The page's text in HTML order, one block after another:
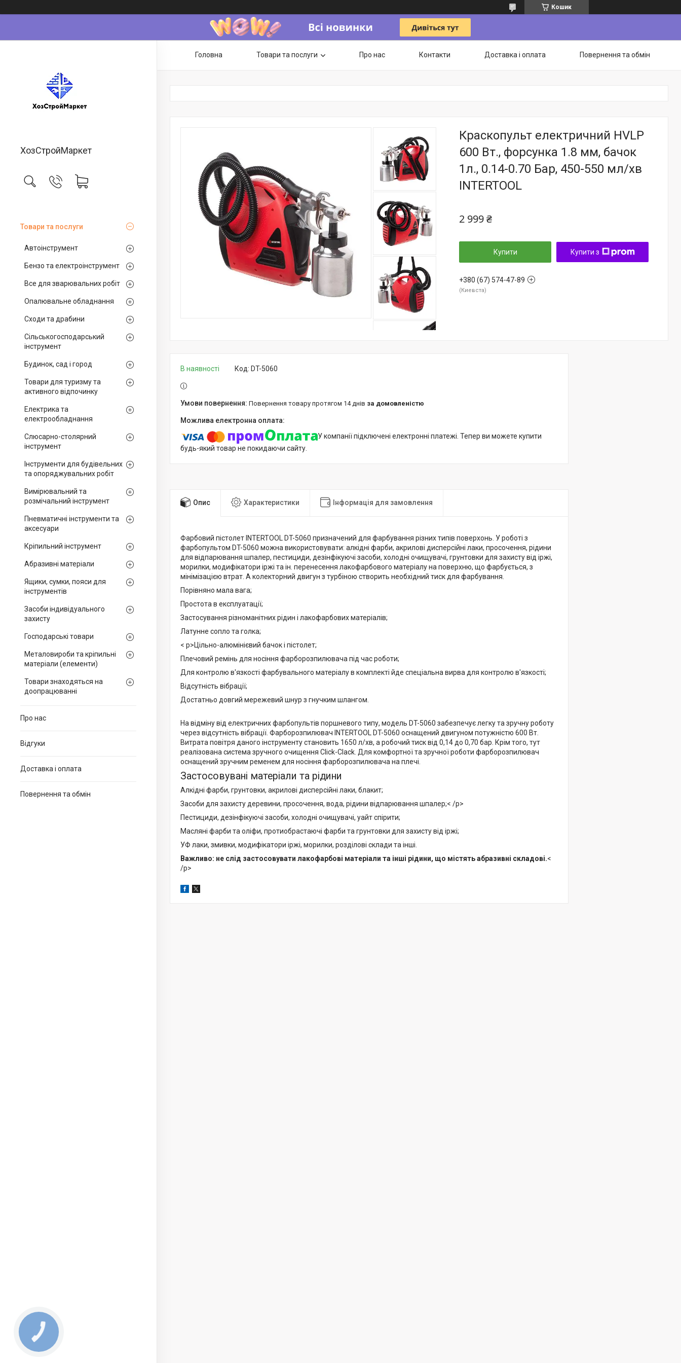
Кошик
ХозСтройМаркет
Товари та послуги
Автоінструмент
Бензо та електроінструмент
Все для зварювальних робіт
Опалювальне обладнання
Сходи та драбини
Сільськогосподарський
інструмент
Будинок, сад і город
Товари для туризму та
активного відпочинку
Електрика та
електрообладнання
Слюсарно-столярний
інструмент
Інструменти для будівельних
та опоряджувальних робіт
Вимірювальний та
розмічальний інструмент
Пневматичні інструменти та
аксесуари
Кріпильний інструмент
Абразивні матеріали
Ящики, сумки, пояси для
інструментів
Засоби індивідуального
захисту
Господарські товари
Металовироби та кріпильні
матеріали (елементи)
Товари знаходяться на
доопрацюванні
Про нас
Відгуки
Доставка і оплата
Повернення та обмін
Головна Товари та послуги Про нас Контакти Доставка і оплата Повернення та обмін
Краскопульт електричний HVLP
600 Вт., форсунка 1.8 мм, бачок
1л., 0.14-0.70 Бар, 450-550 мл/хв
INTERTOOL
2 999 ₴
Купити Купити з
+380 (67) 574-47-89
Киевста
В наявності Код: DT-5060
повернення товару протягом 14 днів за домовленістю
У компанії підключені електронні платежі. Тепер ви можете купити
будь-який товар не покидаючи сайту.
Опис Характеристики Інформація для замовлення
Фарбовий пістолет INTERTOOL DT-5060 призначений для фарбування різних типів поверхонь. У роботі з
фарбопультом DT-5060 можна використовувати: алкідні фарби, акрилові дисперсійні лаки, просочення, рідини
для відпарювання шпалер, пестициди, дезінфікуючі засоби, холодні очищувачі, грунтовки для захисту від іржі,
морилки, модифікатори іржі та ін. перенесення лакофарбового матеріалу на поверхню, що фарбується, з
мінімізацією втрат. А колекторний двигун з турбіною створить необхідний тиск для фарбування.
Порівняно мала вага;
Простота в експлуатації;
Застосування різноманітних рідин і лакофарбових матеріалів;
Латунне сопло та голка;
< p>Цільно-алюмінієвий бачок і пістолет;
Плечовий ремінь для носіння фарборозпилювача під час роботи;
Для контролю в'язкості фарбувального матеріалу в комплекті йде спеціальна вирва для контролю в'язкості;
Відсутність вібрації;
Достатньо довгий мережевий шнур з гнучким шлангом.
На відміну від електричних фарбопультів поршневого типу, модель DT-5060 забезпечує легку та зручну роботу
через відсутність вібрації. Фарборозпилювач INTERTOOL DT-5060 оснащений двигуном потужністю 600 Вт.
Витрата повітря даного інструменту становить 1650 л/хв, а робочий тиск від 0,14 до 0,70 бар. Крім того, тут
реалізована система зручного очищення Click-Clack. Для комфортної та зручної роботи фарборозпилювач
оснащений зручним ременем для носіння фарборозпилювача на плечі.
Застосовувані матеріали та рідини
Алкідні фарби, грунтовки, акрилові дисперсійні лаки, блакит;
Засоби для захисту деревини, просочення, вода, рідини відпарювання шпалер;< /p>
Пестициди, дезінфікуючі засоби, холодні очищувачі, уайт спірити;
Масляні фарби та оліфи, протиобрастаючі фарби та грунтовки для захисту від іржі;
УФ лаки, змивки, модифікатори іржі, морилки, розділові склади та інші.
Важливо: не слід застосовувати лакофарбові матеріали та інші рідини, що містять абразивні складові.<
/p>